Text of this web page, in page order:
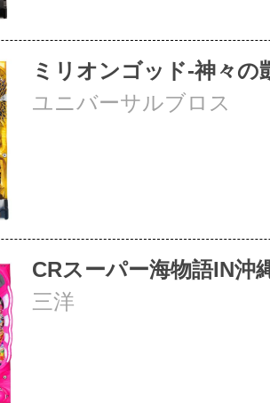
ミリオンゴッド-神々の
ユニバーサルブロス
CRスーパー海物語IN沖
三洋